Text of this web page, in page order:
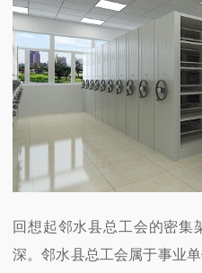
回想起邻水县总工会的密集
深。邻水县总工会属于事业